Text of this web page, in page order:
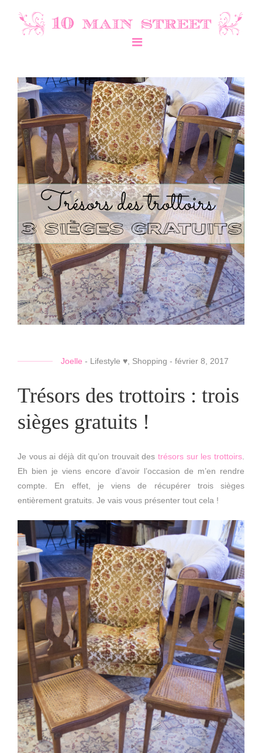
Joelle - Lifestyle ♥ Shopping - février 8, 2017
Trésors des trottoirs : trois
sièges gratuits !
Je vous ai déjà dit qu’on trouvait destrésors sur les trottoirs.
Eh bien je viens encore d’avoir l’occasion de m’en rendre
compte. En effet, je viens de récupérer trois sièges
entièrement gratuits. Je vais vous présenter tout cela !